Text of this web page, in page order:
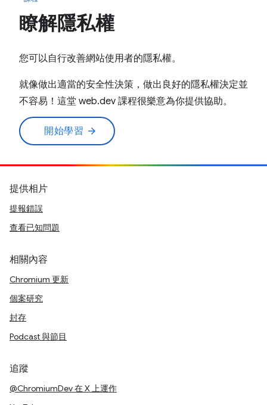
瞭解隱私權
您可以自行改善網站使用者的隱私權。
就像做出適當的安全性決策，做出良好的隱私權決定並
不容易！這堂 web.dev 課程很樂意為你提供協助。
開始學習 arrow_forward
提供相片
提報錯誤
查看已知問題
相關內容
Chromium 更新
個案研究
封存
Podcast 與節目
追蹤
@ChromiumDev 在 X 上運作